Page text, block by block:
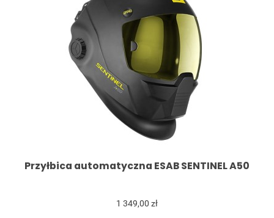
Przyłbica automatyczna ESAB SENTINEL A50
1 349,00 zł